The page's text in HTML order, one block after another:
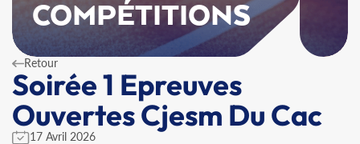
COMPÉTITIONS
Retour
Soirée 1 Epreuves
Ouvertes Cjesm Du Cac
17 Avril 2026